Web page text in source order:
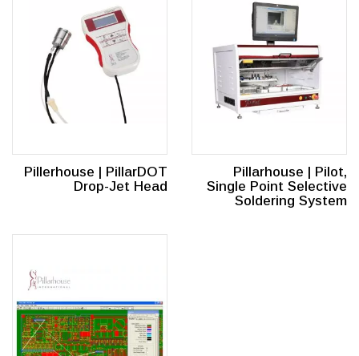
Pillarhouse | Pilot,
Single Point Selective
Soldering System
Pillerhouse | PillarDOT
Drop-Jet Head